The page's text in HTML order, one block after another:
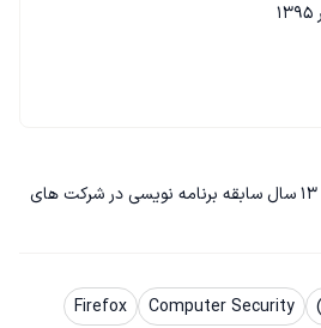
برنامه نویس ارشد دات نت با 13 سال سابقه برنامه نویسی در شرکت های
Computer Security
Firefox